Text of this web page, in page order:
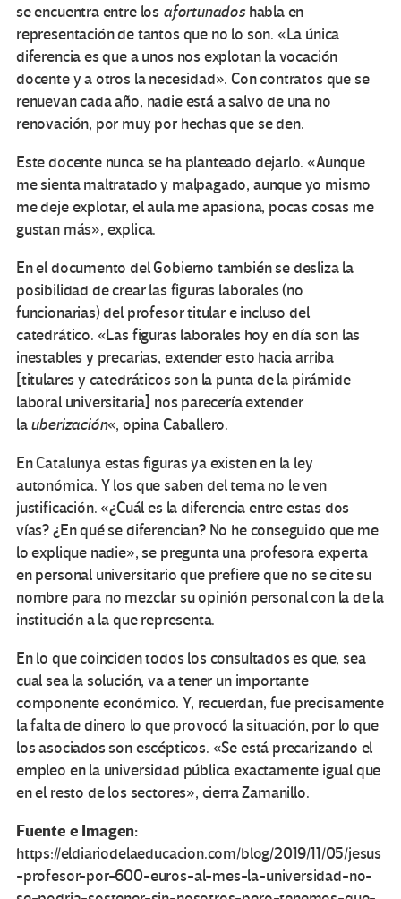
se encuentra entre los afortunados habla en
representación de tantos que no lo son. «La única
diferencia es que a unos nos explotan la vocación
docente y a otros la necesidad». Con contratos que se
renuevan cada año, nadie está a salvo de una no
renovación, por muy por hechas que se den.
Este docente nunca se ha planteado dejarlo. «Aunque
me sienta maltratado y malpagado, aunque yo mismo
me deje explotar, el aula me apasiona, pocas cosas me
gustan más», explica.
En el documento del Gobierno también se desliza la
posibilidad de crear las figuras laborales (no
funcionarias) del profesor titular e incluso del
catedrático. «Las figuras laborales hoy en día son las
inestables y precarias, extender esto hacia arriba
[titulares y catedráticos son la punta de la pirámide
laboral universitaria] nos parecería extender
lauberización«, opina Caballero.
En Catalunya estas figuras ya existen en la ley
autonómica. Y los que saben del tema no le ven
justificación. «¿Cuál es la diferencia entre estas dos
vías? ¿En qué se diferencian? No he conseguido que me
lo explique nadie», se pregunta una profesora experta
en personal universitario que prefiere que no se cite su
nombre para no mezclar su opinión personal con la de la
institución a la que representa.
En lo que coinciden todos los consultados es que, sea
cual sea la solución, va a tener un importante
componente económico. Y, recuerdan, fue precisamente
la falta de dinero lo que provocó la situación, por lo que
los asociados son escépticos. «Se está precarizando el
empleo en la universidad pública exactamente igual que
en el resto de los sectores», cierra Zamanillo.
Fuente e Imagen:
https://eldiariodelaeducacion.com/blog/2019/11/05/jesus
-profesor-por-600-euros-al-mes-la-universidad-no-